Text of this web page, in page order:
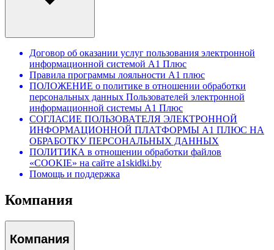
Договор об оказании услуг пользования электронной
информационной системой А1 Плюс
Правила программы лояльности А1 плюс
ПОЛОЖЕНИЕ о политике в отношении обработки
персональных данных Пользователей электронной
информационной системы А1 Плюс
СОГЛАСИЕ ПОЛЬЗОВАТЕЛЯ ЭЛЕКТРОННОЙ
ИНФОРМАЦИОННОЙ ПЛАТФОРМЫ А1 ПЛЮС НА
ОБРАБОТКУ ПЕРСОНАЛЬНЫХ ДАННЫХ
ПОЛИТИКА в отношении обработки файлов
«COOKIE» на сайте a1skidki.by
Помощь и поддержка
Компания
Компания